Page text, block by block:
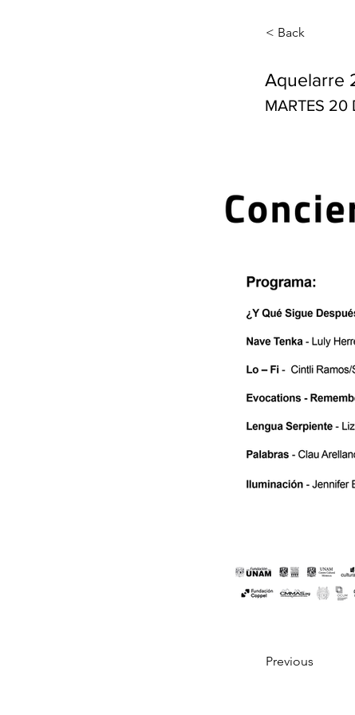
< Back
Aquelarre
MARTES 20
Previous